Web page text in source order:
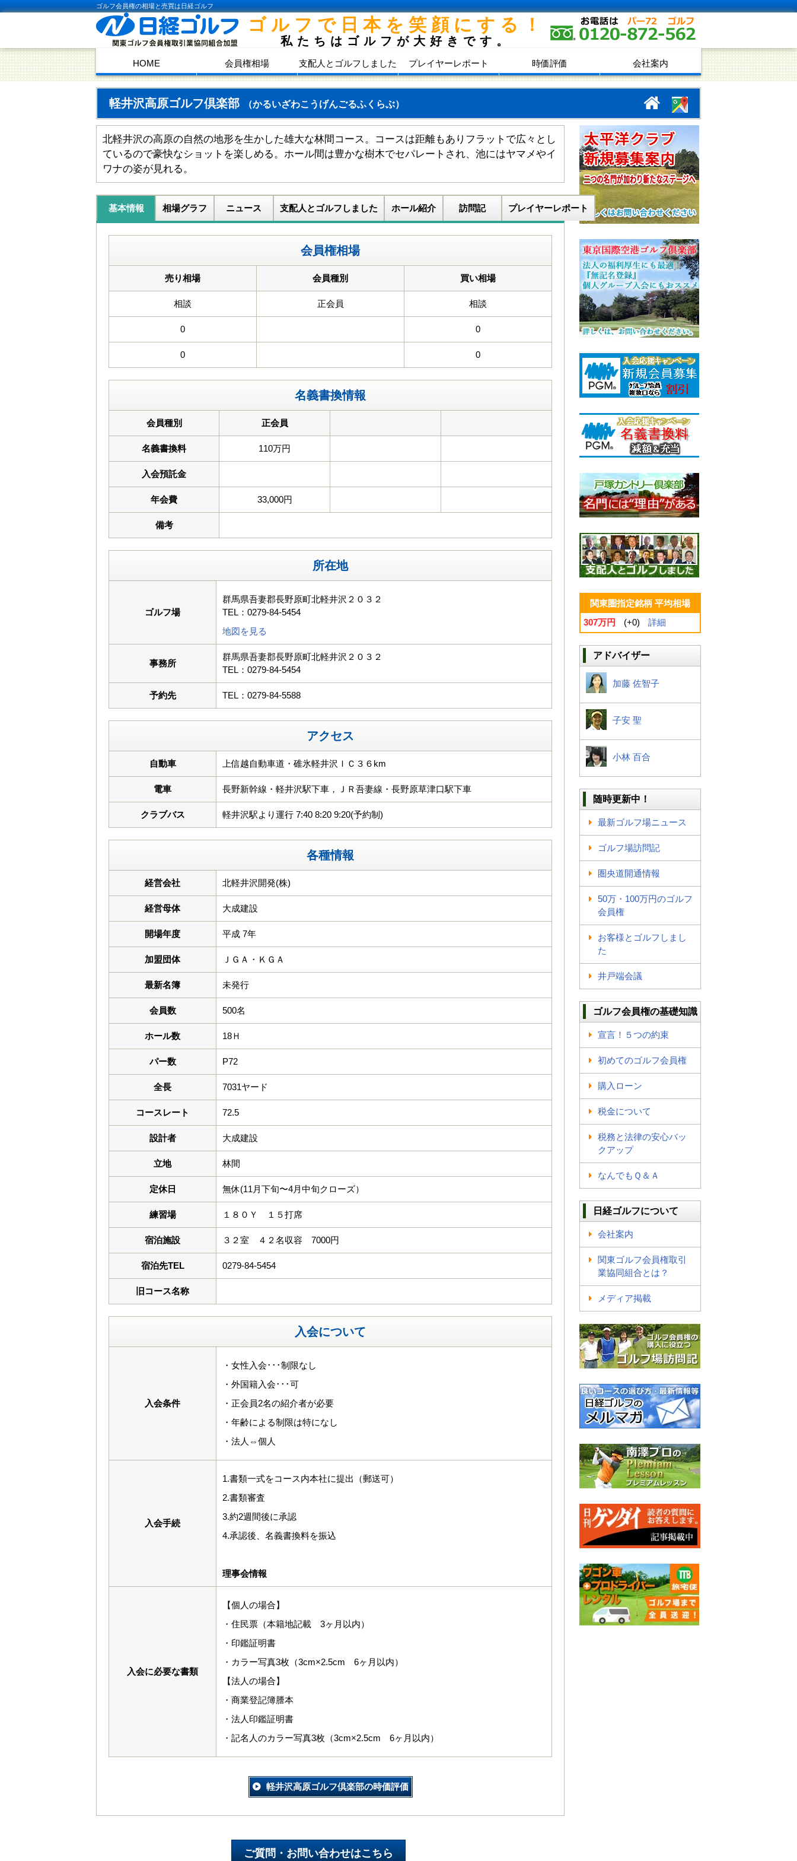
ゴルフ会員権の相場と売買は日経ゴルフ
ゴルフで日本を笑顔にする！
私たちはゴルフが大好きです。
HOME 会員権相場 支配人とゴルフしました プレイヤーレポート 時価評価 会社案内
軽井沢高原ゴルフ倶楽部 （かるいざわこうげんごるふくらぶ）
北軽井沢の高原の自然の地形を生かした雄大な林間コース。コースは距離もありフラットで広々とし
ているので豪快なショットを楽しめる。ホール間は豊かな樹木でセパレートされ、池にはヤマメやイ
ワナの姿が見れる。
基本情報 相場グラフ ニュース 支配人とゴルフしました ホール紹介 訪問記 プレイヤーレポート
会員権相場
売り相場 会員種別 買い相場
相談 正会員 相談
0 0
0 0
名義書換情報
会員種別 正会員
名義書換料 110万円
入会預託金
年会費 33,000円
備考
所在地
ゴルフ場
群馬県吾妻郡長野原町北軽井沢２０３２
TEL：0279-84-5454
地図を見る
事務所
群馬県吾妻郡長野原町北軽井沢２０３２
TEL：0279-84-5454
予約先 TEL：0279-84-5588
アクセス
自動車 上信越自動車道・碓氷軽井沢ＩＣ３６km
電車 長野新幹線・軽井沢駅下車，ＪＲ吾妻線・長野原草津口駅下車
クラブバス 軽井沢駅より運行 7:40 8:20 9:20(予約制)
各種情報
経営会社 北軽井沢開発(株)
経営母体 大成建設
開場年度 平成 7年
加盟団体 ＪＧＡ・ＫＧＡ
最新名簿 未発行
会員数 500名
ホール数 18Ｈ
パー数 P72
全長 7031ヤード
コースレート 72.5
設計者 大成建設
立地 林間
定休日 無休(11月下旬〜4月中旬クローズ）
練習場 １８０Ｙ １５打席
宿泊施設 ３２室 ４２名収容 7000円
宿泊先TEL 0279-84-5454
旧コース名称
入会について
入会条件
・女性入会･･･制限なし
・外国籍入会･･･可
・正会員2名の紹介者が必要
・年齢による制限は特になし
・法人⇔個人
入会手続
1.書類一式をコース内本社に提出（郵送可）
2.書類審査
3.約2週間後に承認
4.承認後、名義書換料を振込
理事会情報
入会に必要な書類
【個人の場合】
・住民票（本籍地記載 3ヶ月以内）
・印鑑証明書
・カラー写真3枚（3cm×2.5cm 6ヶ月以内）
【法人の場合】
・商業登記簿謄本
・法人印鑑証明書
・記名人のカラー写真3枚（3cm×2.5cm 6ヶ月以内）
軽井沢高原ゴルフ倶楽部の時価評価
関東圏指定銘柄 平均相場
307万円
(+0) 詳細
アドバイザー
加藤 佐智子
子安 聖
小林 百合
随時更新中！
最新ゴルフ場ニュース
ゴルフ場訪問記
圏央道開通情報
50万・100万円のゴルフ
会員権
お客様とゴルフしまし
た
井戸端会議
ゴルフ会員権の基礎知識
宣言！５つの約束
初めてのゴルフ会員権
購入ローン
税金について
税務と法律の安心バッ
クアップ
なんでもＱ＆Ａ
日経ゴルフについて
会社案内
関東ゴルフ会員権取引
業協同組合とは？
メディア掲載